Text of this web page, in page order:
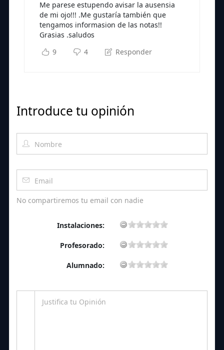
Me parese estupendo avisar la ausensia
de mi ojo!!! .Me gustaría también que
tengamos informasion de las notas!!
Grasias .saludos
9
4 Responder
Introduce tu opinión
No compartiremos tu email con nadie
Instalaciones:
Profesorado:
Alumnado: